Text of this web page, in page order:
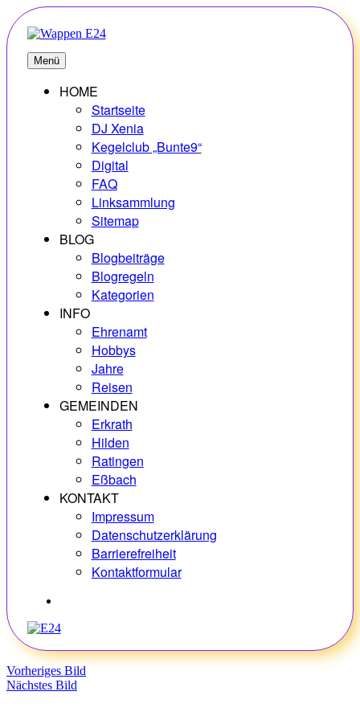
Zum
Inhalt
springen
E24
Erlebnisse – Hobbys – Vielfalt
Menü
HOME
Startseite
DJ Xenia
Kegelclub „Bunte9“
Digital
FAQ
Linksammlung
Sitemap
BLOG
Blogbeiträge
Blogregeln
Kategorien
INFO
Ehrenamt
Hobbys
Jahre
Reisen
GEMEINDEN
Erkrath
Hilden
Ratingen
Eßbach
KONTAKT
Impressum
Datenschutzerklärung
Barrierefreiheit
Kontaktformular
Vorheriges Bild
Nächstes Bild